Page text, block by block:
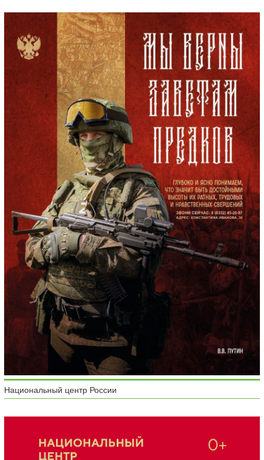
Национальный центр России